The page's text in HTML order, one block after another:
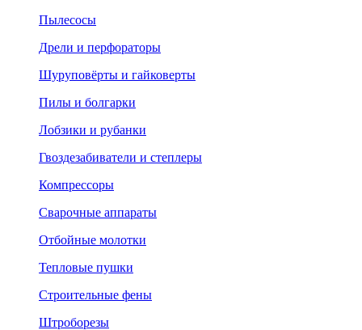
Пылесосы
Дрели и перфораторы
Шуруповёрты и гайковерты
Пилы и болгарки
Лобзики и рубанки
Гвоздезабиватели и степлеры
Компрессоры
Сварочные аппараты
Отбойные молотки
Тепловые пушки
Строительные фены
Штроборезы